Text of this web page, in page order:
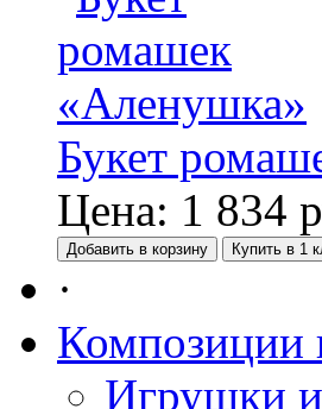
Букет
Цена: 1 834
Добавить в корзину Купить в 1
·
Композиции
Игрушки